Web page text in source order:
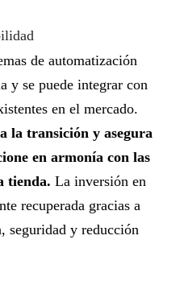
de automatización
y se puede integrar con
s en el mercado.
la transición y asegura
en armonía con las
tienda. La inversión en
recuperada gracias a
seguridad y reducción